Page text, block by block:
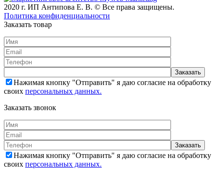
2020 г. ИП Антипова Е. В. © Все права защищены.
Политика конфиденциальности
Заказать товар
Нажимая кнопку "Отправить" я даю согласие на обработку
своих персональных данных.
Заказать звонок
Нажимая кнопку "Отправить" я даю согласие на обработку
своих персональных данных.